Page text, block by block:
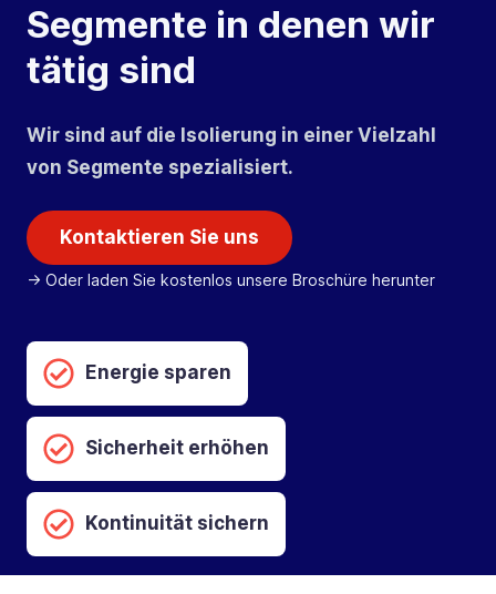
Segmente in denen wir
tätig sind
Wir sind auf die Isolierung in einer Vielzahl
von Segmente spezialisiert.
Kontaktieren Sie uns
-> Oder laden Sie kostenlos unsere Broschüre herunter
Energie sparen
Sicherheit erhöhen
Kontinuität sichern